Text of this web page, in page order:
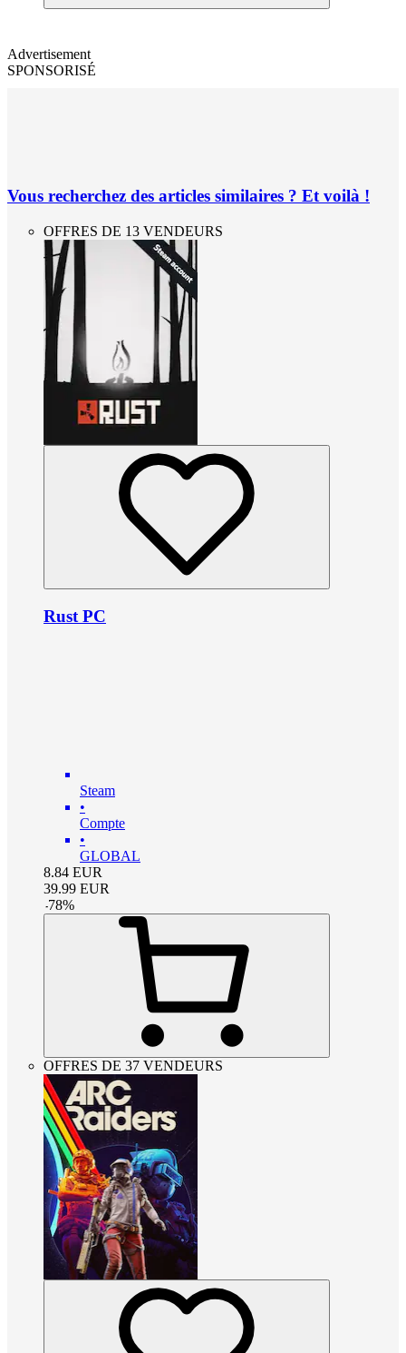
Advertisement
SPONSORISÉ
Vous recherchez des articles similaires ? Et voilà !
OFFRES DE 13 VENDEURS
Rust PC
Steam
•
Compte
•
GLOBAL
8.84 EUR
39.99 EUR
-78%
OFFRES DE 37 VENDEURS